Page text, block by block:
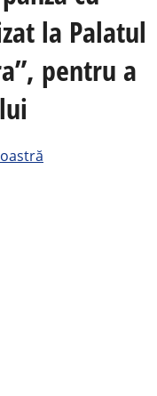
la Palatul
pentru a